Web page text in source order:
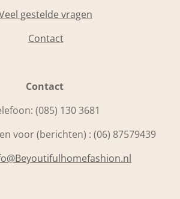
gestelde vragen
Contact
Contact
(085) 130 3681
voor (berichten) : (06) 87579439